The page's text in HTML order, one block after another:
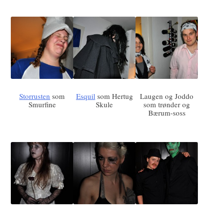
Storrusten som
Smurfine
Esquilsom Hertug
Skule
Laugen og Joddo
som trønder og
Bærum-soss